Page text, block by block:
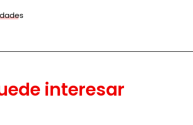
interesar